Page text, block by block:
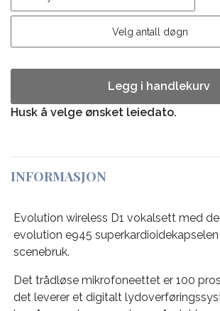
Velg antall døgn
Legg i handlekurv
Husk å velge ønsket leiedato.
INFORMASJON
Evolution wireless D1 vokalsett med
evolution e945
scenebruk.
Det trådløse mikrofoneettet er 100
det leverer et digitalt